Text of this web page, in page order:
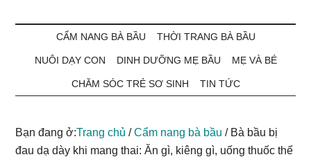
Bà
Bầu
Cần
Biết
bé
CẨM NANG BÀ BẦU THỜI TRANG BÀ BẦU
NUÔI DẠY CON DINH DƯỠNG MẸ BẦU MẸ VÀ BÉ
CHĂM SÓC TRẺ SƠ SINH TIN TỨC
Bạn đang ở:Trang chủ / Cẩm nang bà bầu /Bà bầu bị
đau dạ dày khi mang thai: Ăn gì, kiêng gì, uống thuốc thế